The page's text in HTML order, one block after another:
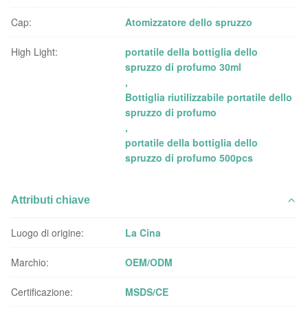
Cap: Atomizzatore dello spruzzo
High Light:
portatile della bottiglia dello
spruzzo di profumo 30ml
,
Bottiglia riutilizzabile portatile dello
spruzzo di profumo
,
portatile della bottiglia dello
spruzzo di profumo 500pcs
Attributi chiave
Luogo di origine: La Cina
Marchio: OEM/ODM
Certificazione: MSDS/CE